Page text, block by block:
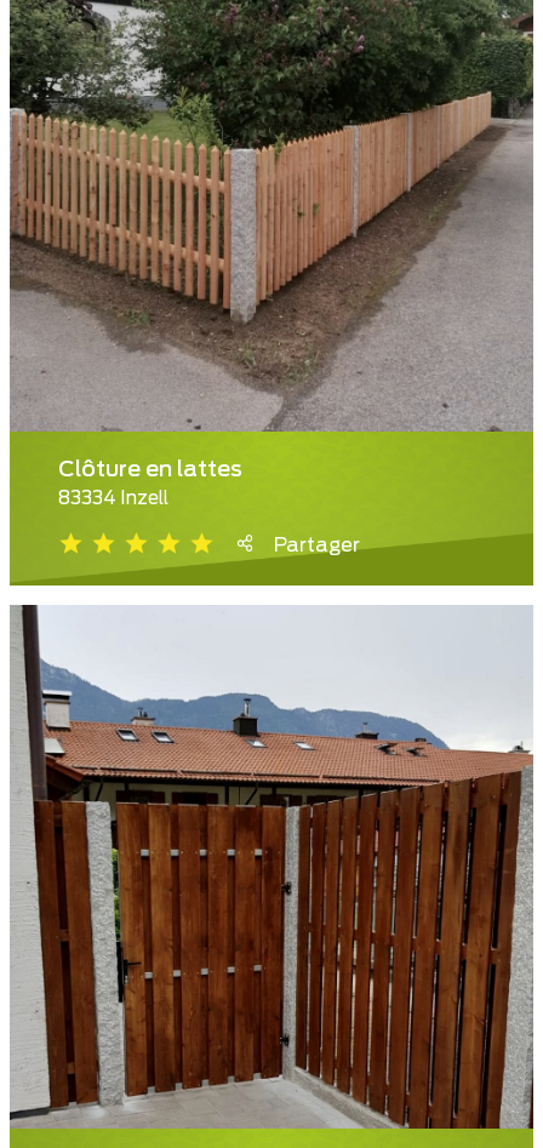
Clôture en lattes
83334 Inzell
Partager